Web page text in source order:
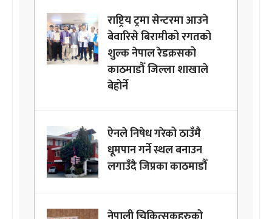
राष्ट्रिय ट्रमा सेन्टरमा आउने
बेवारिसे बिरामीको रगतको
शुल्क नेपाल रेडक्रसको
काठमाडौँ जिल्ला शाखाले
बेहोर्ने
ऐनले निषेध गरेको ठाउँमै
धूमपान गर्ने स्थल बनाउन
लगाउँदै जिप्रका काठमाडौँ